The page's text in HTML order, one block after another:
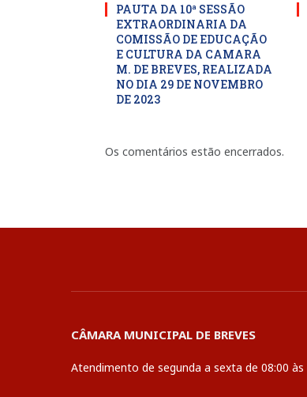
PAUTA DA 10ª SESSÃO
EXTRAORDINARIA DA
COMISSÃO DE EDUCAÇÃO
E CULTURA DA CAMARA
M. DE BREVES, REALIZADA
NO DIA 29 DE NOVEMBRO
DE 2023
Os comentários estão encerrados.
CÂMARA MUNICIPAL DE BREVES
Atendimento de segunda a sexta de 08:00 às